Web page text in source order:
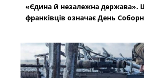
«Єдина й незалежна держава».
франківців означає День